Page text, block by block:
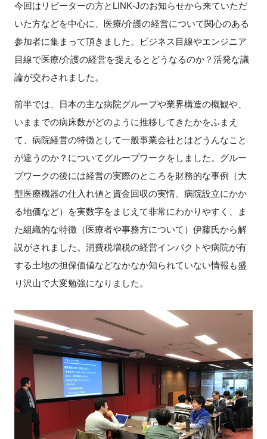
閉じる
今回はリピーターの方とLINK-Jのお知らせから来ていただ
いた方などを中心に、医療/介護の経営について関心のある
参加者に集まって頂きました。ビジネス目線やエンジニア
目線で医療/介護の経営を捉えるとどうなるのか？活発な議
論が交わされました。
前半では、日本の主な病院グループや業界構造の概観や、
いままでの病床数がどのように推移してきたかをふまえ
て、病院経営の特徴として一般事業会社とはどうんなこと
が違うのか？についてグループワークをしました。グルー
プワークの後には経営の実際のところを財務的な事例（大
型医療機器の仕入れ値と資金回収の実情、病院設立にかか
る地価など）を実数字をまじえて非常にわかりやすく、ま
た組織的な特徴（医療者や事務方について）伊藤氏から解
説がされました。消費税増税の経営インパクトや病院が有
する土地の担保価値などなかなか知られていない情報も盛
り沢山で大変勉強になりました。